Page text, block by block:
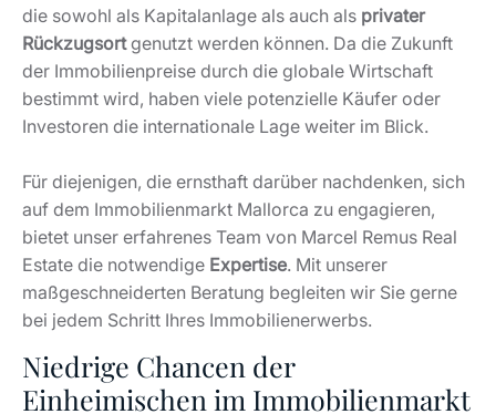
die sowohl als Kapitalanlage als auch als privater
Rückzugsortgenutzt werden können. Da die Zukunft
der Immobilienpreise durch die globale Wirtschaft
bestimmt wird, haben viele potenzielle Käufer oder
Investoren die internationale Lage weiter im Blick.
Für diejenigen, die ernsthaft darüber nachdenken, sich
auf dem Immobilienmarkt Mallorca zu engagieren,
bietet unser erfahrenes Team von Marcel Remus Real
Estate die notwendige Expertise. Mit unserer
maßgeschneiderten Beratung begleiten wir Sie gerne
bei jedem Schritt Ihres Immobilienerwerbs.
Niedrige Chancen der
Einheimischen im Immobilienmarkt